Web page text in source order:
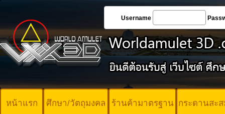
Username
หน้าแรก ศึกษา/วัตถุมงคล ร้านค้ามาตรฐาน กระดานสะ